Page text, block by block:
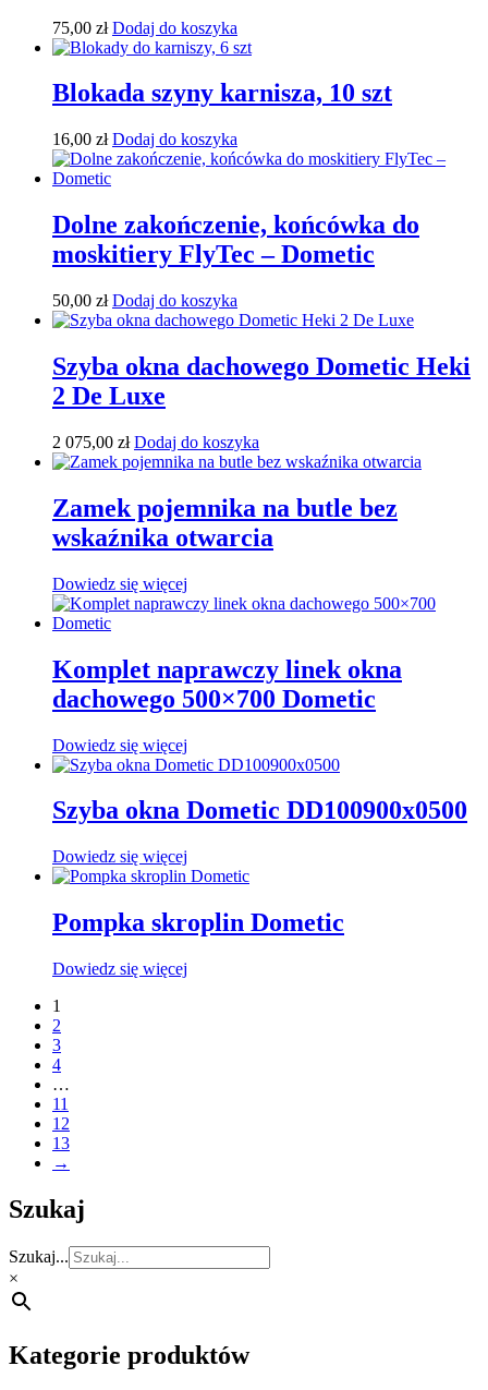
75,00 zł Dodaj do koszyka
Blokada szyny karnisza, 10 szt
16,00 zł Dodaj do koszyka
Dolne zakończenie, końcówka do
moskitiery FlyTec – Dometic
50,00 zł Dodaj do koszyka
Szyba okna dachowego Dometic Heki
2 De Luxe
2 075,00 zł Dodaj do koszyka
Zamek pojemnika na butle bez
wskaźnika otwarcia
Dowiedz się więcej
Komplet naprawczy linek okna
dachowego 500×700 Dometic
Dowiedz się więcej
Szyba okna Dometic DD100900x0500
Dowiedz się więcej
Pompka skroplin Dometic
Dowiedz się więcej
1
2
3
4
…
11
12
13
→
Szukaj
Szukaj...
×
Kategorie produktów